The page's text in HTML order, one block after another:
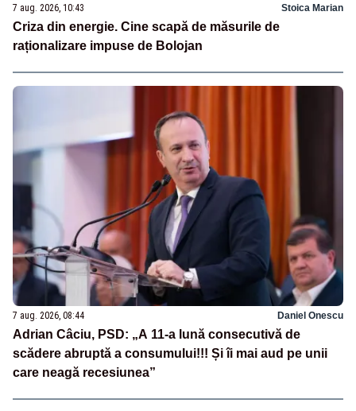
7 aug. 2026, 10:43 Stoica Marian
Criza din energie. Cine scapă de măsurile de
raționalizare impuse de Bolojan
7 aug. 2026, 08:44 Daniel Onescu
Adrian Câciu, PSD: „A 11-a lună consecutivă de
scădere abruptă a consumului!!! Și îi mai aud pe unii
care neagă recesiunea”